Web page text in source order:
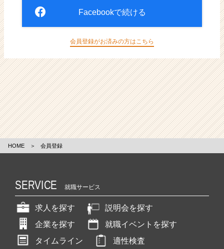
リ
ア
Facebookで続ける
会員登録がお済みの方はこちら
HOME ＞ 会員登録
SERVICE 就職サービス
求人を探す
説明会を探す
企業を探す
就職イベントを探す
タイムライン
適性検査